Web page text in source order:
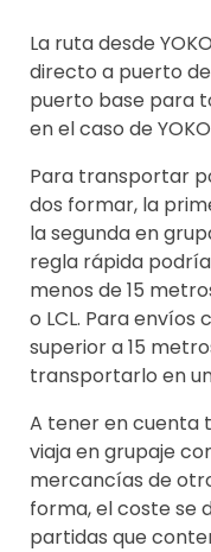
La ruta desde
directo a puerto
puerto base para
en el caso de
Para transportar
dos formar, la
la segunda en
regla rápida
menos de 15
o LCL. Para
superior a 15
transportarlo en
A tener en cuenta
viaja en grupaje
mercancías de
forma, el coste se
partidas que